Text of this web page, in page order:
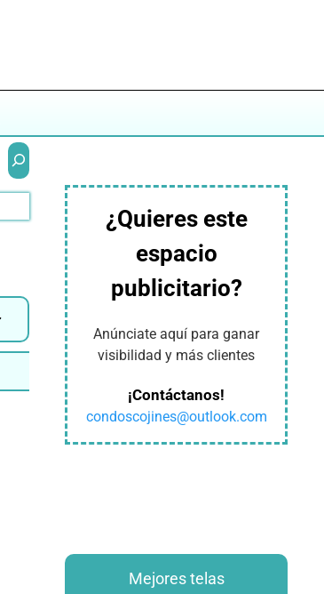
Buscar
¿Quieres este
espacio
publicitario?
Anúnciate aquí para ganar
visibilidad y más clientes
¡Contáctanos!
condoscojines@outlook.com
Mejores telas